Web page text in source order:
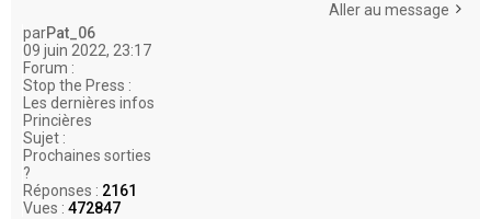
Aller au message
parPat_06
09 juin 2022, 23:17
Forum :
Stop the Press :
Les dernières infos
Princières
Sujet :
Prochaines sorties
?
Réponses : 2161
Vues : 472847